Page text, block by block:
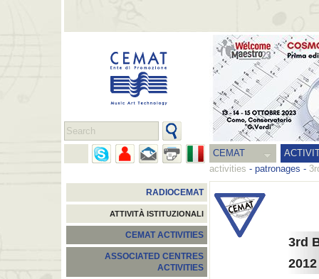
CEMAT
activities - patronages -
RADIOCEMAT
ATTIVITÀ ISTITUZIONALI
CEMAT ACTIVITIES
ASSOCIATED CENTRES
ACTIVITIES
3rd
2012